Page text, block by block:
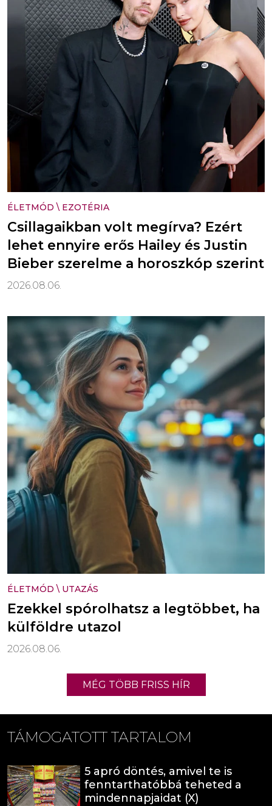
ÉLETMÓD \ EZOTÉRIA
Csillagaikban volt megírva? Ezért
lehet ennyire erős Hailey és Justin
Bieber szerelme a horoszkóp szerint
2026.08.06.
ÉLETMÓD \ UTAZÁS
Ezekkel spórolhatsz a legtöbbet, ha
külföldre utazol
2026.08.06.
MÉG TÖBB FRISS HÍR
TÁMOGATOTT TARTALOM
5 apró döntés, amivel te is
fenntarthatóbbá teheted a
mindennapjaidat (X)